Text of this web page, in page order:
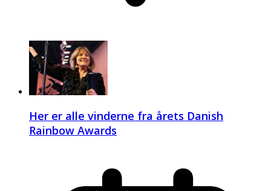
Her er alle vinderne fra årets Danish
Rainbow Awards